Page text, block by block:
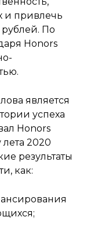
и привлечь
По
Honors
является
успеха
Honors
лета 2020
результаты
как: